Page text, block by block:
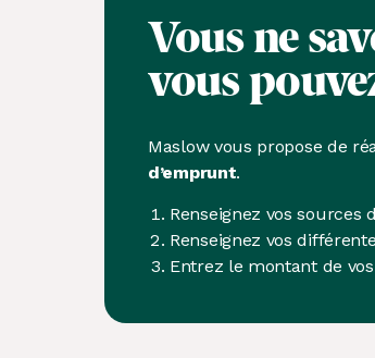
Vous ne
vous
Maslow vous propose de
d’emprunt.
Renseignez vos sources
Renseignez vos
Entrez le montant de vos